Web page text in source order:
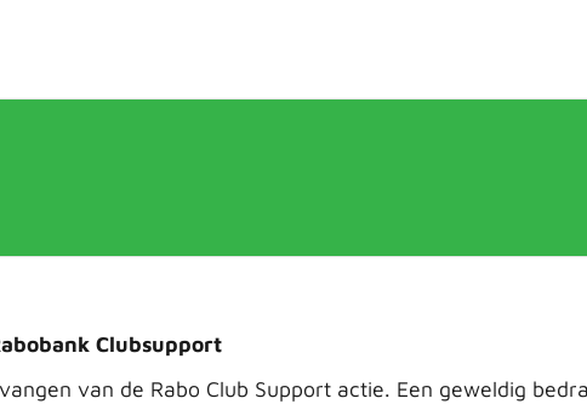
Clubsupport
van de Rabo Club Support actie. Een geweldig